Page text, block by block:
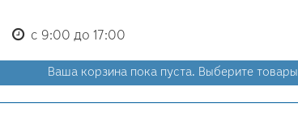
с 9:00 до 17:00
Ваша корзина пока пуста. Выберите товары